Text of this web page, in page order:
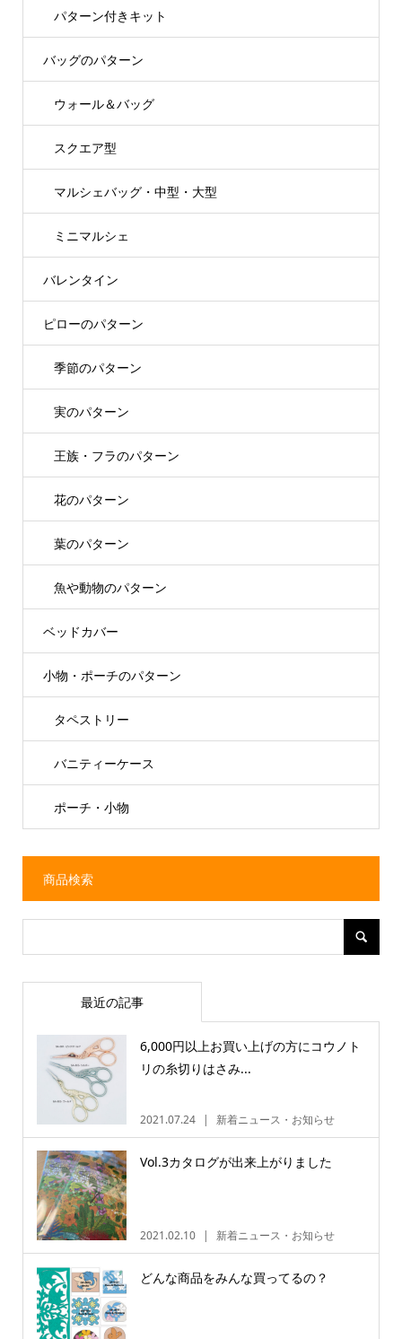
パターン付きキット
バッグのパターン
ウォール＆バッグ
スクエア型
マルシェバッグ・中型・大型
ミニマルシェ
バレンタイン
ピローのパターン
季節のパターン
実のパターン
王族・フラのパターン
花のパターン
葉のパターン
魚や動物のパターン
ベッドカバー
小物・ポーチのパターン
タペストリー
バニティーケース
ポーチ・小物
商品検索
最近の記事
6,000円以上お買い上げの方にコウノト
リの糸切りはさみ...
2021.07.24 新着ニュース・お知らせ
Vol.3カタログが出来上がりました
2021.02.10 新着ニュース・お知らせ
どんな商品をみんな買ってるの？